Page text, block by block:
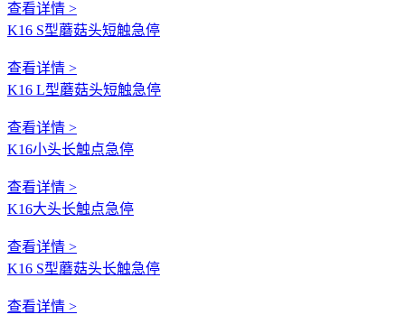
查看详情 >
K16 S型蘑菇头短触急停
查看详情 >
K16 L型蘑菇头短触急停
查看详情 >
K16小头长触点急停
查看详情 >
K16大头长触点急停
查看详情 >
K16 S型蘑菇头长触急停
查看详情 >